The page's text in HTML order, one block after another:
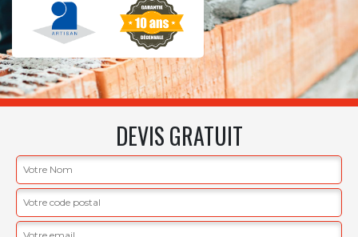
DEVIS GRATUIT